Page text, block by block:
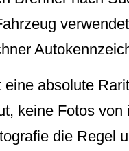
eine absolute
keine Fotos
die Regel